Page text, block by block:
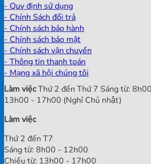
- Quy định sử dụng
- Chính Sách đổi trả
- Chính sách bảo hành
- Chính sách bảo mật
- Chính sách vận chuyển
- Thông tin thanh toán
- Mạng xã hội chúng tôi
Làm việcThứ 2 đến Thứ 7 Sáng từ:
13h00 - 17h00 (Nghỉ Chủ nhật)
Làm việc
Thứ 2 đến T7
Sáng từ: 8h00 - 12h00
Chiều từ: 13h00 - 17h00